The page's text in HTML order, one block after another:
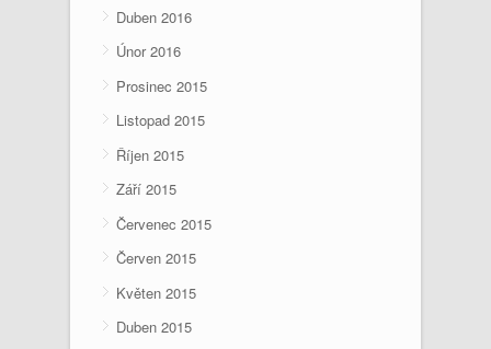
Duben 2016
Únor 2016
Prosinec 2015
Listopad 2015
Říjen 2015
Září 2015
Červenec 2015
Červen 2015
Květen 2015
Duben 2015